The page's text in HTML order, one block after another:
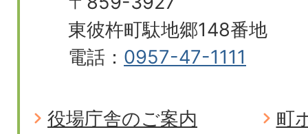
東彼杵町駄地郷148番地
電話： 0957-47-1111
役場庁舎のご案内
町